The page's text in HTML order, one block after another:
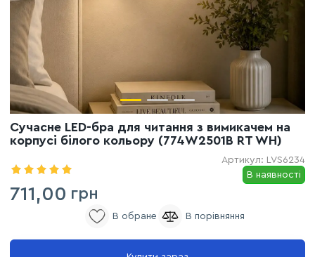
Сучасне LED-бра для читання з вимикачем на
корпусі білого кольору (774W2501B RT WH)
Артикул: LVS6234
В наявності
711,00 грн